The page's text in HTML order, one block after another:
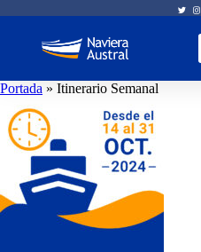
Portada » Itinerario Semanal